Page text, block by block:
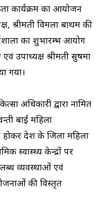
कार्यक्रम का आयोजन
श्रीमती विमला बाथम की
का शुभारम्भ आयोग
उपाध्यक्ष श्रीमती सुषमा
गया।
अधिकारी द्वारा नामित
बाई महिला
प्रदेश के जिला महिला
स्वास्थ्य केन्द्रों पर
व्यवस्थाओं एवं
की विस्तृत